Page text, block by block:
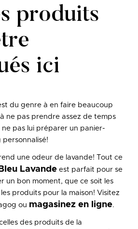
produits
ici
du genre à en faire beaucoup
ne pas prendre assez de temps
ne pas lui préparer un panier-
une odeur de lavande! Tout ce
Bleu Lavandeest parfait pour se
un bon moment, que ce soit les
produits pour la maison! Visitez
ou magasinez en ligne.
des produits de la